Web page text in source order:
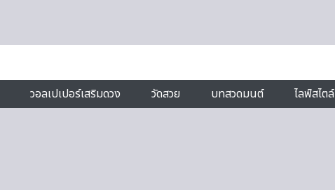
วอลเปเปอร์เสริมดวง วัดสวย บทสวดมนต์ ไลฟ์สไตล์